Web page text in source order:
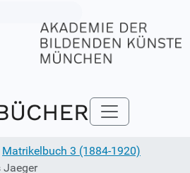
Matrikelbuch 3 (1884-1920)
Jaeger